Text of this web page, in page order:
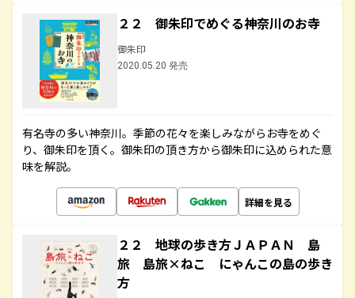
２２ 御朱印でめぐる神奈川のお寺
御朱印
2020.05.20 発売
有名寺の多い神奈川。季節の花々を楽しみながらお寺をめぐ
り、御朱印を頂く。御朱印の頂き方から御朱印に込められた意
味を解説。
詳細を見る
２２ 地球の歩き方ＪＡＰＡＮ 島
旅 島旅×ねこ にゃんこの島の歩き
方